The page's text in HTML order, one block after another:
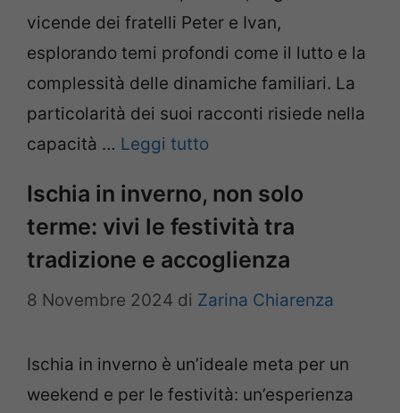
vicende dei fratelli Peter e Ivan,
esplorando temi profondi come il lutto e la
complessità delle dinamiche familiari. La
particolarità dei suoi racconti risiede nella
capacità … Leggi tutto
Ischia in inverno, non solo
terme: vivi le festività tra
tradizione e accoglienza
8 Novembre 2024 di Zarina Chiarenza
Ischia in inverno è un’ideale meta per un
weekend e per le festività: un’esperienza